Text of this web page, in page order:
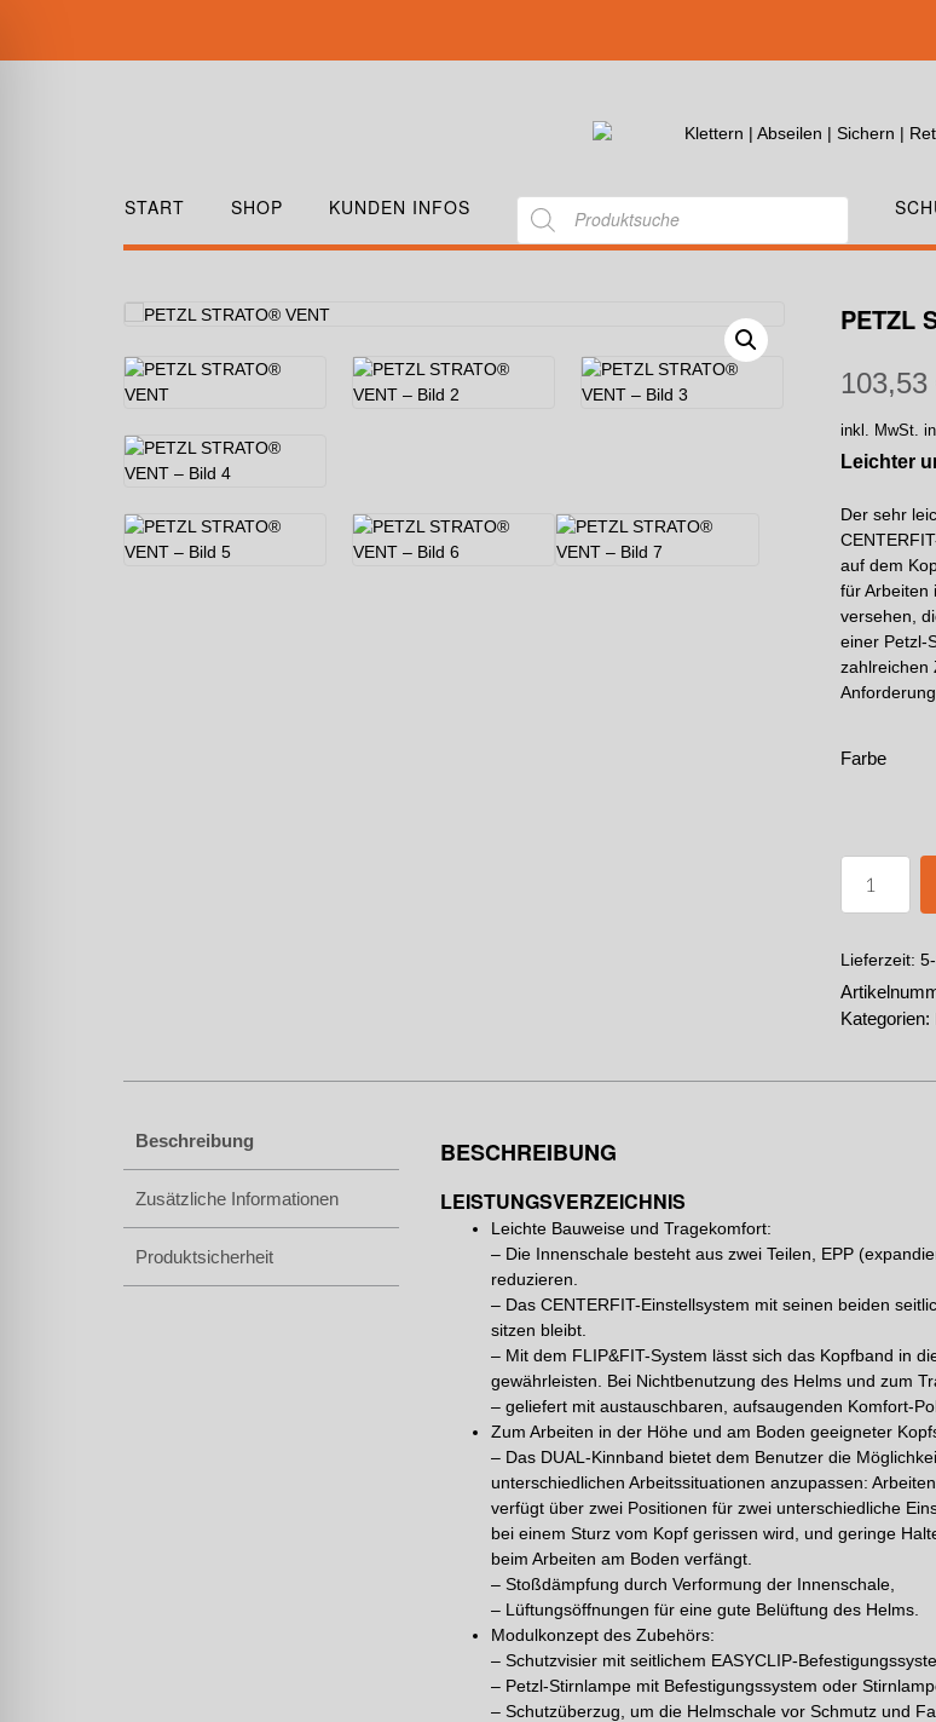
START SHOP KUNDEN INFOS
PETZL
103,53
inkl. MwSt.
Leichter
Der sehr
auf dem
für Arbeiten
versehen,
einer Petzl-
zahlreichen
Farbe
Lieferzeit:
Kategorien:
Beschreibung
Zusätzliche Informationen
Produktsicherheit
BESCHREIBUNG
LEISTUNGSVERZEICHNIS
Leichte Bauweise und Tragekomfort:
– Die Innenschale besteht aus zwei Teilen, EPP
reduzieren.
– Das CENTERFIT-Einstellsystem mit seinen beiden
sitzen bleibt.
– Mit dem FLIP&FIT-System lässt sich das Kopfband in
gewährleisten. Bei Nichtbenutzung des Helms und zum
– geliefert mit austauschbaren, aufsaugenden Komfort-
Zum Arbeiten in der Höhe und am Boden geeigneter
– Das DUAL-Kinnband bietet dem Benutzer die
unterschiedlichen Arbeitssituationen anzupassen:
verfügt über zwei Positionen für zwei unterschiedliche
bei einem Sturz vom Kopf gerissen wird, und geringe
beim Arbeiten am Boden verfängt.
– Stoßdämpfung durch Verformung der Innenschale,
– Lüftungsöffnungen für eine gute Belüftung des Helms.
Modulkonzept des Zubehörs:
– Schutzvisier mit seitlichem EASYCLIP-
– Petzl-Stirnlampe mit Befestigungssystem oder
– Schutzüberzug, um die Helmschale vor Schmutz und